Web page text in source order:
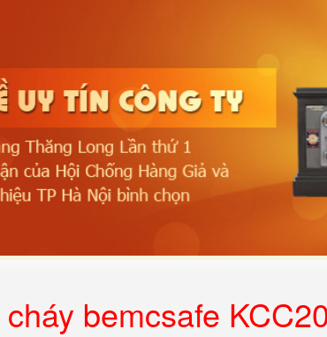
bemcsafe